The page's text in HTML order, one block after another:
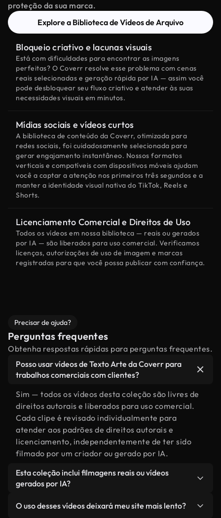
proteção da sua marca.
Explore a Biblioteca de Vídeos de Arquivo
Bloqueio criativo e lacunas visuais
Está com dificuldades para encontrar as imagens
perfeitas? O Coverr resolve esse problema com cenas
reais selecionadas e geração rápida por IA — assim você
pode desbloquear seu fluxo criativo e atender às suas
necessidades visuais em minutos.
Mídias sociais e vídeos curtos
A biblioteca de conteúdo da Coverr, otimizada para
redes sociais, foi cuidadosamente selecionada para
gerar engajamento instantâneo. Nossos formatos
verticais e compatíveis com dispositivos móveis ajudam
você a captar a atenção nos primeiros três segundos e a
manter a identidade visual nativa do TikTok, Reels e
Shorts.
Licenciamento Comercial e Direitos de Uso
Todos os vídeos em nossa biblioteca — reais ou gerados
por IA — são liberados para uso comercial. Verificamos
licenças, autorizações de uso de imagem e marcas
registradas para que você possa publicar com confiança.
Precisar de ajuda?
Perguntas frequentes
Obtenha respostas rápidas para perguntas frequentes.
Posso usar vídeos de Texto Arte da Coverr para
trabalhos comerciais com clientes?
Sim — todos os vídeos desta coleção são livres de
direitos autorais e liberados para uso comercial.
Cada clipe é revisado individualmente para
atender aos padrões de direitos autorais e
licenciamento, independentemente de ter sido
filmado por um criador ou gerado por IA.
Esta coleção inclui filmagens reais ou vídeos
gerados por IA?
por filmagens reais, feitas por humanos,
O uso desses vídeos deixará meu site mais lento?